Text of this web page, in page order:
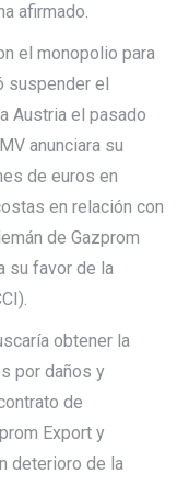
afirmado.
el monopolio para
suspender el
Austria el pasado
anunciara su
de euros en
en relación con
de Gazprom
su favor de la
obtener la
por daños y
de
Export y
deterioro de la